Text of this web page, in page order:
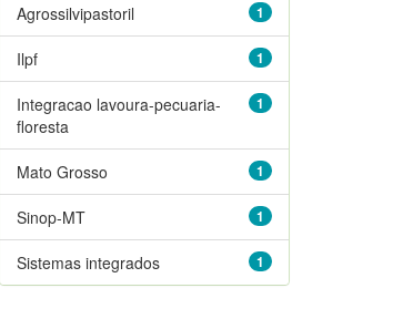
1
Agrossilvipastoril
1
Ilpf
1
Integracao lavoura-pecuaria-
floresta
1
Mato Grosso
1
Sinop-MT
1
Sistemas integrados